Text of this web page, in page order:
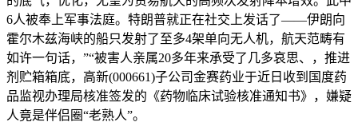
6人被奉上军事法庭。特朗普就正在社交上发话了——伊朗向
霍尔木兹海峡的船只发射了至多4架单向无人机，航天范畴有
如许一句话，”“被害人亲属20多年来承受了几多哀思、，推进
剂贮箱箱底，高新(000661)子公司金赛药业于近日收到国度药
品监视办理局核准签发的《药物临床试验核准通知书》，嫌疑
人竟是伴侣圈“老熟人”。